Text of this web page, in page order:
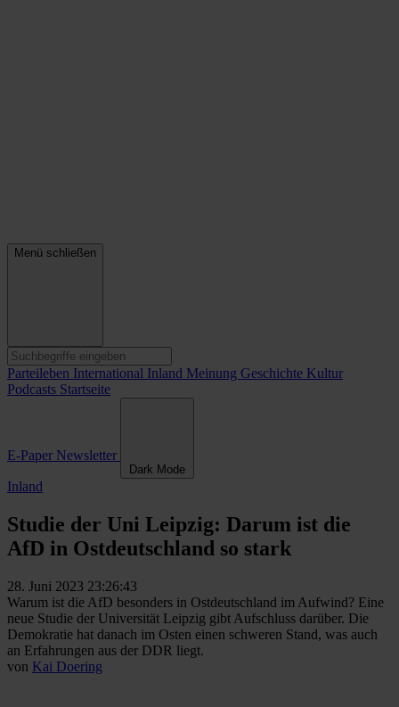
Menü schließen
Parteileben International Inland Meinung Geschichte Kultur
Podcasts Startseite
E-Paper Newsletter
Dark Mode
Inland
Studie der Uni Leipzig: Darum ist die
AfD in Ostdeutschland so stark
28. Juni 2023 23:26:43
Warum ist die AfD besonders in Ostdeutschland im Aufwind? Eine
neue Studie der Universität Leipzig gibt Aufschluss darüber. Die
Demokratie hat danach im Osten einen schweren Stand, was auch
an Erfahrungen aus der DDR liegt.
von Kai Doering